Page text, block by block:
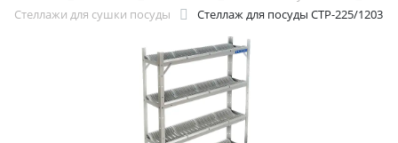
Стеллажи для сушки посуды
Стеллаж для посуды СТР-225/1203